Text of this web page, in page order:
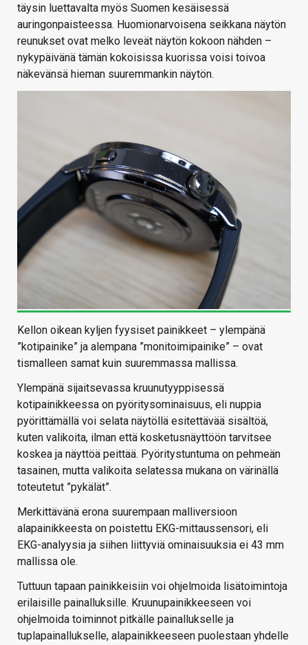
täysin luettavalta myös Suomen kesäisessä
auringonpaisteessa. Huomionarvoisena seikkana näytön
reunukset ovat melko leveät näytön kokoon nähden –
nykypäivänä tämän kokoisissa kuorissa voisi toivoa
näkevänsä hieman suuremmankin näytön.
Kellon oikean kyljen fyysiset painikkeet – ylempänä
”kotipainike” ja alempana ”monitoimipainike” – ovat
tismalleen samat kuin suuremmassa mallissa.
Ylempänä sijaitsevassa kruunutyyppisessä
kotipainikkeessa on pyöritysominaisuus, eli nuppia
pyörittämällä voi selata näytöllä esitettävää sisältöä,
kuten valikoita, ilman että kosketusnäyttöön tarvitsee
koskea ja näyttöä peittää. Pyöritystuntuma on pehmeän
tasainen, mutta valikoita selatessa mukana on värinällä
toteutetut ”pykälät”.
Merkittävänä erona suurempaan malliversioon
alapainikkeesta on poistettu EKG-mittaussensori, eli
EKG-analyysia ja siihen liittyviä ominaisuuksia ei 43 mm
mallissa ole.
Tuttuun tapaan painikkeisiin voi ohjelmoida lisätoimintoja
erilaisille painalluksille. Kruunupainikkeeseen voi
ohjelmoida toiminnot pitkälle painallukselle ja
tuplapainallukselle, alapainikkeeseen puolestaan yhdelle